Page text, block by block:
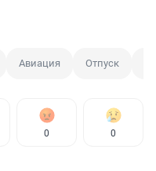
Авиация Отпуск
0 0